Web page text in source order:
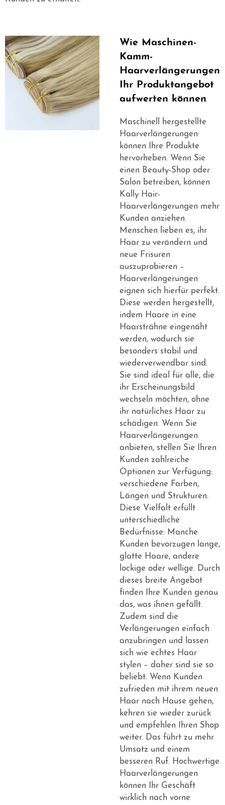
Wie Maschinen-
Kamm-
Haarverlängerungen
Ihr Produktangebot
aufwerten können
Maschinell hergestellte
Haarverlängerungen
können Ihre Produkte
hervorheben. Wenn Sie
einen Beauty-Shop oder
Salon betreiben, können
Kally Hair-
Haarverlängerungen mehr
Kunden anziehen.
Menschen lieben es, ihr
Haar zu verändern und
neue Frisuren
auszuprobieren –
Haarverlängerungen
eignen sich hierfür perfekt.
Diese werden hergestellt,
indem Haare in eine
Haarsträhne eingenäht
werden, wodurch sie
besonders stabil und
wiederverwendbar sind.
Sie sind ideal für alle, die
ihr Erscheinungsbild
wechseln möchten, ohne
ihr natürliches Haar zu
schädigen. Wenn Sie
Haarverlängerungen
anbieten, stellen Sie Ihren
Kunden zahlreiche
Optionen zur Verfügung:
verschiedene Farben,
Längen und Strukturen.
Diese Vielfalt erfüllt
unterschiedliche
Bedürfnisse: Manche
Kunden bevorzugen lange,
glatte Haare, andere
lockige oder wellige. Durch
dieses breite Angebot
finden Ihre Kunden genau
das, was ihnen gefällt.
Zudem sind die
Verlängerungen einfach
anzubringen und lassen
sich wie echtes Haar
stylen – daher sind sie so
beliebt. Wenn Kunden
zufrieden mit ihrem neuen
Haar nach Hause gehen,
kehren sie wieder zurück
und empfehlen Ihren Shop
weiter. Das führt zu mehr
Umsatz und einem
besseren Ruf. Hochwertige
Haarverlängerungen
können Ihr Geschäft
wirklich nach vorne